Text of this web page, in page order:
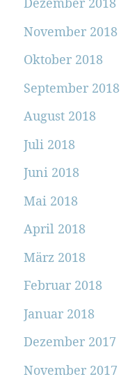
November 2018
Oktober 2018
September 2018
August 2018
Juli 2018
Juni 2018
Mai 2018
April 2018
März 2018
Februar 2018
Januar 2018
Dezember 2017
November 2017